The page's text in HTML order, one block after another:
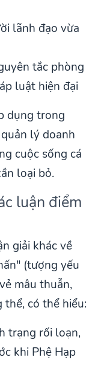
lãnh đạo vừa
tắc phòng
luật hiện đại
dụng trong
lý doanh
cuộc sống cá
loại bỏ.
luận điểm
giải khác về
(tượng yếu
mâu thuẫn,
có thể hiểu:
trạng rối loạn,
khi Phệ Hạp